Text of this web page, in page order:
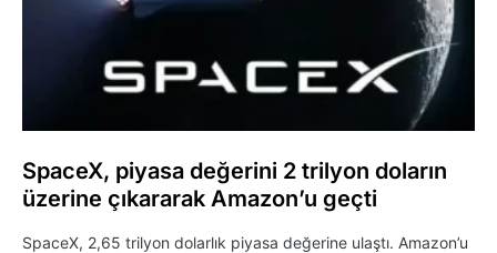
SpaceX, piyasa değerini 2 trilyon doların
üzerine çıkararak Amazon’u geçti
SpaceX, 2,65 trilyon dolarlık piyasa değerine ulaştı. Amazon’u